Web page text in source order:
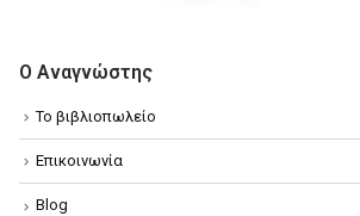
Ο Αναγνώστης
Το βιβλιοπωλείο
Επικοινωνία
Blog